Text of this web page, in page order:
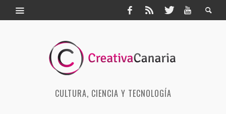
CULTURA, CIENCIA Y TECNOLOGÍA